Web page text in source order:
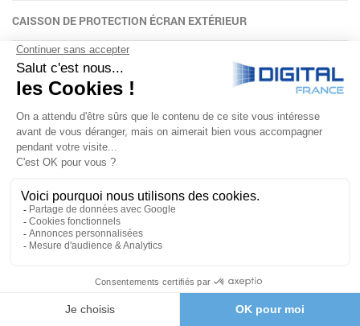
CAISSON DE PROTECTION ÉCRAN EXTÉRIEUR
BORNE HOLOGRAMME
PLAYERS & LOGICIELS
TAILLE D’ÉCRAN